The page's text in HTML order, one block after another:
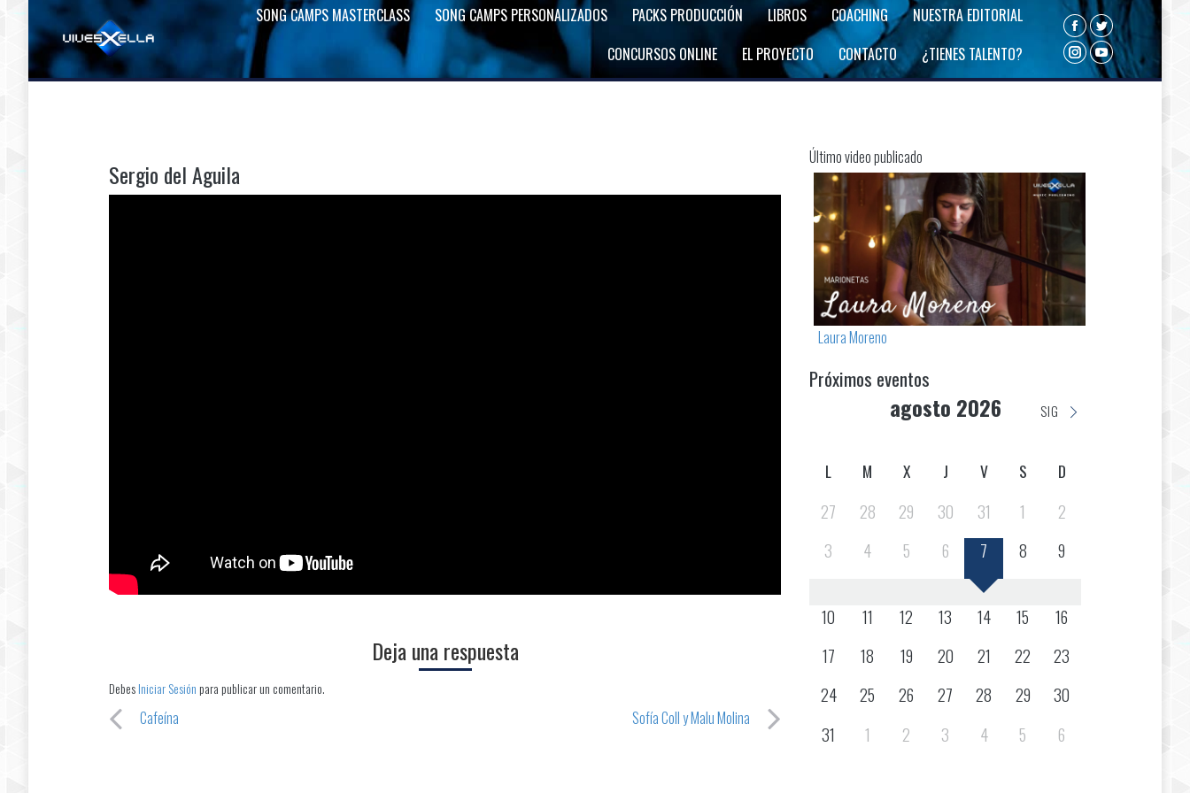
SONG CAMPS MASTERCLASS SONG CAMPS PERSONALIZADOS PACKS PRODUCCIÓN LIBROS COACHING
NUESTRA EDITORIAL
CONCURSOS ONLINE
EL PROYECTO CONTACTO ¿TIENES TALENTO?
Facebook
Twitter
Instagram
YouTube
Sergio del Aguila
Deja una respuesta
DebesIniciar Sesión para publicar un comentario.
Post navigation
Cafeína Sofía Coll y Malu Molina
Último video publicado
Laura Moreno
Próximos eventos
agosto 2026 SIG
L M X J V S D
27 28 29 30 31 1
2
3
4 5 6 7 8 9
10 11 12 13 14 15
16
17
18 19 20 21 22
23
24
25 26 27 28 29
30
31
1 2 3 4 5 6